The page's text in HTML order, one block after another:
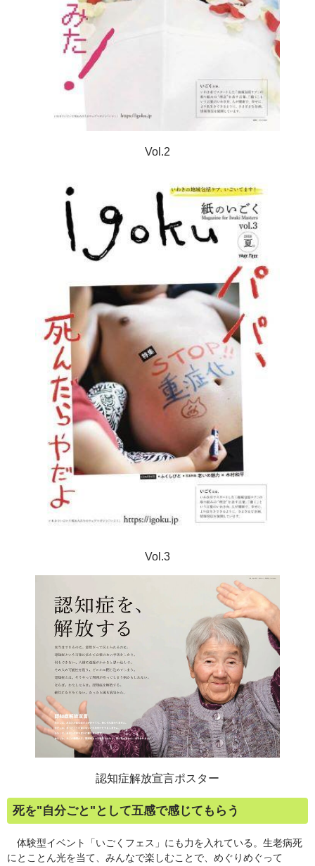
Vol.2
Vol.3
認知症解放宣言ポスター
死を"自分ごと"として五感で感じてもらう
体験型イベント「いごくフェス」にも力を入れている。生老病死
にとことん光を当て、みんなで楽しむことで、めぐりめぐって